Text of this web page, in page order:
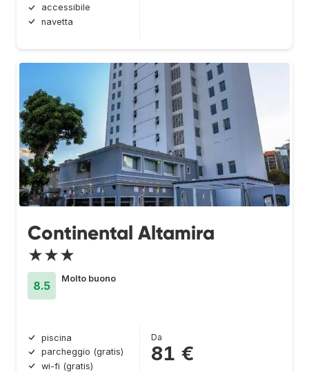
accessibile
navetta
Continental Altamira
★★★
8.5
Molto buono
piscina
parcheggio (gratis)
wi-fi (gratis)
Da
81 €